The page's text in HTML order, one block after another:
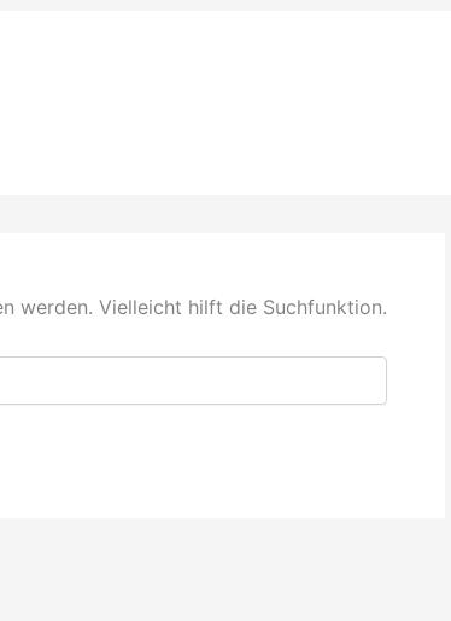
werden. Vielleicht hilft die Suchfunktion.